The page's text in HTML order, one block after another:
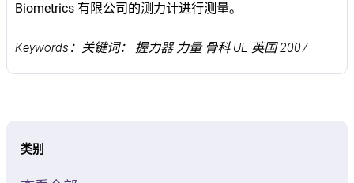
Biometrics 有限公司的测力计进行测量。
Keywords：关键词： 握力器 力量 骨科 UE 英国 2007
类别